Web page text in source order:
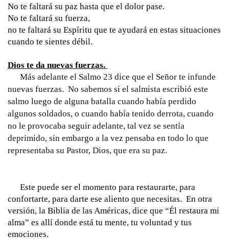
No te faltará su paz hasta que el dolor pase.
No te faltará su fuerza,
no te faltará su Espíritu que te ayudará en estas situaciones
cuando te sientes débil.
Dios te da nuevas fuerzas.
nuevas fuerzas.  No sabemos si el salmista escribió este
salmo luego de alguna batalla cuando había perdido
algunos soldados, o cuando había tenido derrota, cuando
no le provocaba seguir adelante, tal vez se sentía
deprimido, sin embargo a la vez pensaba en todo lo que
representaba su Pastor, Dios, que era su paz.
confortarte, para darte ese aliento que necesitas.  En otra
versión, la Biblia de las Américas, dice que “Él restaura mi
alma” es allí donde está tu mente, tu voluntad y tus
emociones.